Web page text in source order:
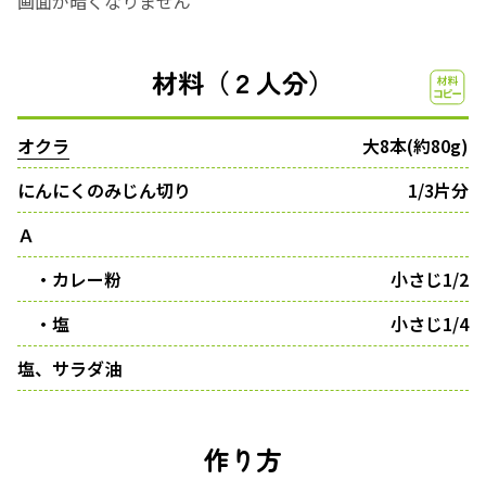
材料（２人分）
オクラ
大8本(約80g)
にんにくのみじん切り
1/3片分
Ａ
・カレー粉
小さじ1/2
・塩
小さじ1/4
塩、サラダ油
作り方